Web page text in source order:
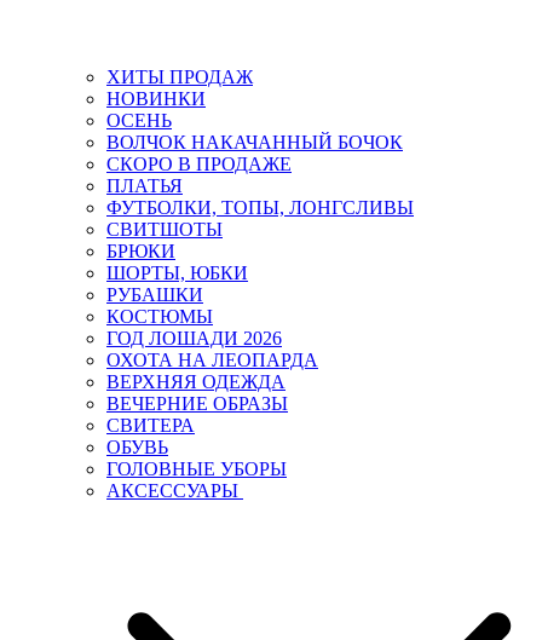
ХИТЫ ПРОДАЖ
НОВИНКИ
ОСЕНЬ
ВОЛЧОК НАКАЧАННЫЙ БОЧОК
СКОРО В ПРОДАЖЕ
ПЛАТЬЯ
ФУТБОЛКИ, ТОПЫ, ЛОНГСЛИВЫ
СВИТШОТЫ
БРЮКИ
ШОРТЫ, ЮБКИ
РУБАШКИ
КОСТЮМЫ
ГОД ЛОШАДИ 2026
ОХОТА НА ЛЕОПАРДА
ВЕРХНЯЯ ОДЕЖДА
ВЕЧЕРНИЕ ОБРАЗЫ
СВИТЕРА
ОБУВЬ
ГОЛОВНЫЕ УБОРЫ
АКСЕССУАРЫ